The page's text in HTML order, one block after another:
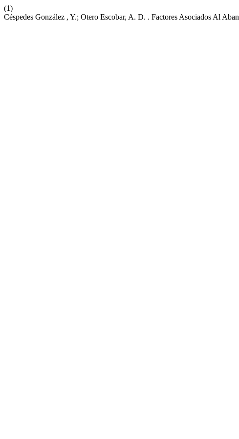
(1)
Céspedes González , Y.; Otero Escobar, A. D. . Factores Asociados Al